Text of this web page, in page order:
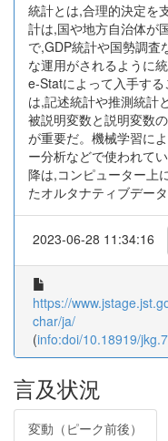
統計とは,合理的決定を
計は,国や地方自治体が
で,GDP統計や国勢調査
な運用がされるように
e-Statによって入手す
は,記述統計や推測統計
被説明変数と説明変数
が重要だ。機械学習に
ー分析などで使われて
降は,コンピューター上
たオルタナティブデー
2023-06-28 11:34:16
https://
char/ja/
(info:doi/10.18919/
言及状況
変動（ピーク前後）